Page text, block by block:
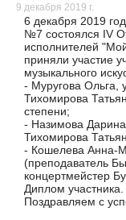
9 декабря 2019 г.
6 декабря 2019
№7 состоялся IV
исполнителей
приняли участие
музыкального
- Муругова Ольга,
Тихомирова
степени;
- Назимова
Тихомирова
- Кошелева Анна-
(преподаватель
концертмейстер
Диплом участника.
Поздравляем с